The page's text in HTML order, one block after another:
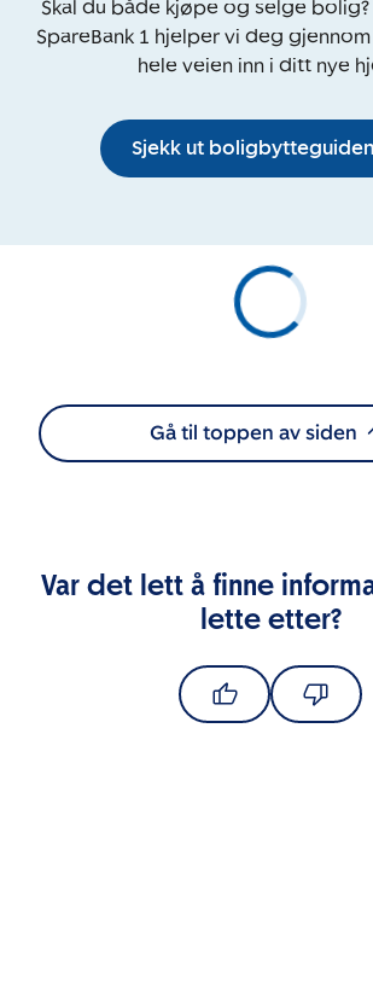
Skal du både kjøpe og selge bolig?
SpareBank 1 hjelper vi deg
hele veien inn i ditt nye
Sjekk ut
Gå til toppen av siden
Var det lett å finne
lette etter?